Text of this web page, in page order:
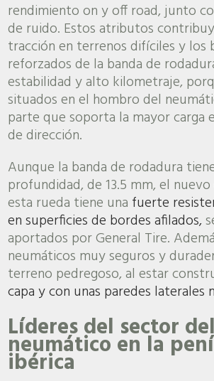
rendimiento on y off road, junto
de ruido. Estos atributos
tracción en terrenos difíciles y los
reforzados de la banda de
estabilidad y alto kilometraje,
situados en el hombro del
parte que soporta la mayor carga
de dirección.
Aunque la banda de rodadura
profundidad, de 13.5 mm, el
esta rueda tiene una fuerte
en superficies de bordes afilados,
aportados por General Tire.
neumáticos muy seguros y
terreno pedregoso, al estar
capa y con unas paredes laterales
Líderes del sector del
neumático en la
ibérica